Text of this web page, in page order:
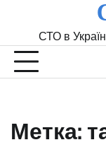
СТО в
Метка: